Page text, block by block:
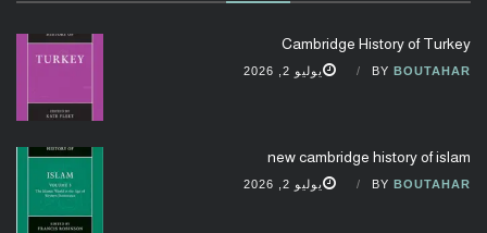
Cambridge History of Turkey
BY BOUTAHAR يوليو 2, 2026
new cambridge history of islam
BY BOUTAHAR يوليو 2, 2026